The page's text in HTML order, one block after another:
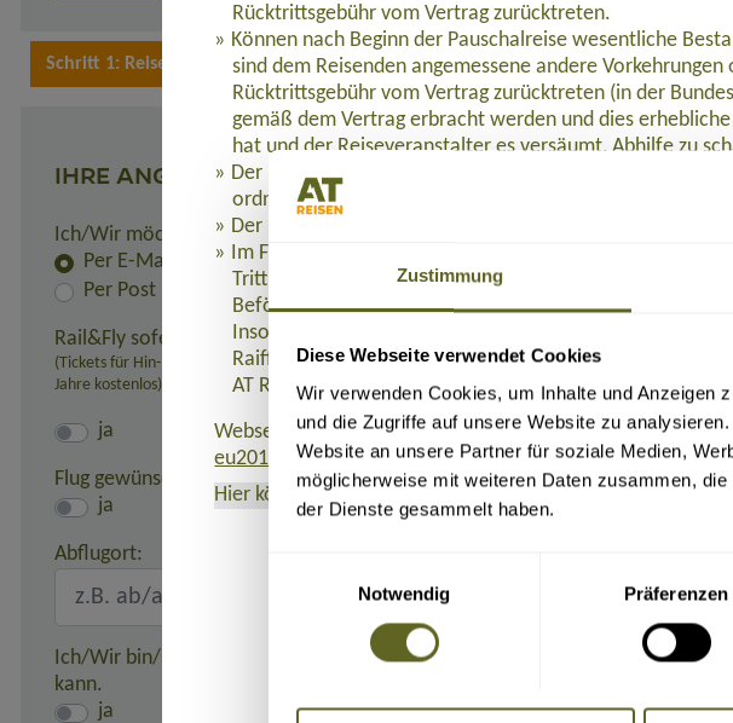
Zustimmung
Diese Webseite verwendet Cookies
Wir verwenden Cookies, um Inhalte und Anzeigen
und die Zugriffe auf unsere Website zu
Website an unsere Partner für soziale Medien,
möglicherweise mit weiteren Daten zusammen,
der Dienste gesammelt haben.
Notwendig
Präferenzen
IHRE ANGABEN
Ich/Wir möchte(n) die Rechnung und alle Unterlagen erhalten:
Per E-Mail
Per Post
Rail&Fly sofern möglich (nur innerhalb Deutschlands):
(Tickets für Hin- und Rückfahrt erhältlich. Pro Person: 99,- Euro bei Buchung (bei Reisedatum ab
Jahre kostenlos)
ja
Flug gewünscht:
ja
Abflugort:
Ich/Wir bin/sind damit einverstanden, dass meine/unsere Adresse,
kann.
ja
Rücktrittsgebühr vom Vertrag zurücktreten.
Können nach Beginn der Pauschalreise wesentliche
sind dem Reisenden angemessene andere
Rücktrittsgebühr vom Vertrag zurücktreten (in der
gemäß dem Vertrag erbracht werden und dies
hat und der Reiseveranstalter es versäumt, Abhilfe zu
Der Reisende hat Anspruch auf eine Preisminderung
ordnungsgemäß erbracht werden.
Der Reiseveranstalter leistet dem Reisenden Beistand,
Im Fall der Insolvenz des Reiseveranstalters oder in
Tritt die Insolvenz des Reiseveranstalters oder, sofern
Beförderung Bestandteil der Pauschalreise, so wird die
Insolvenzabsicherung mit R+V Allgemeine Versicherung
Raiffeisenplatz 1, 65189 Wiesbaden, Tel. 0611 533
AT REISEN GmbH verweigert werden.
Webseite, auf der die Richtlinie (EU) 2015/2302 in der in
eu2015-2302.de.
Hier können Sie das Formblatt